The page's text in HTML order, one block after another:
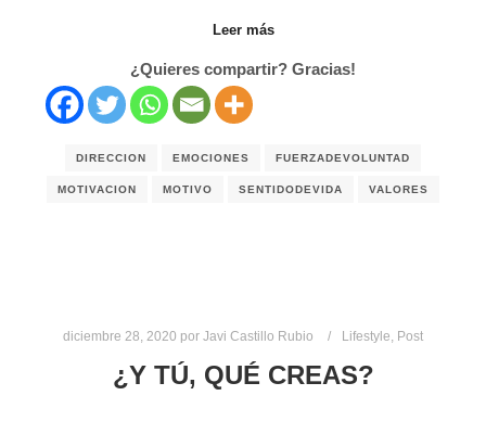
Leer más
¿Quieres compartir? Gracias!
DIRECCION EMOCIONES FUERZADEVOLUNTAD
MOTIVACION MOTIVO SENTIDODEVIDA VALORES
diciembre 28, 2020 por Javi Castillo Rubio Lifestyle Post
¿Y TÚ, QUÉ CREAS?